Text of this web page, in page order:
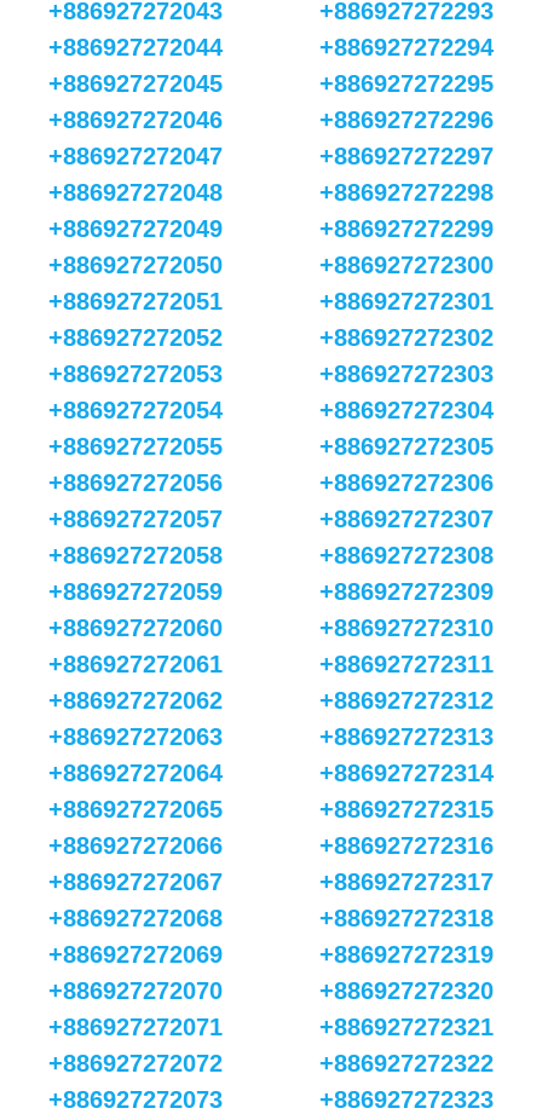
+886927272043
+886927272044
+886927272045
+886927272046
+886927272047
+886927272048
+886927272049
+886927272050
+886927272051
+886927272052
+886927272053
+886927272054
+886927272055
+886927272056
+886927272057
+886927272058
+886927272059
+886927272060
+886927272061
+886927272062
+886927272063
+886927272064
+886927272065
+886927272066
+886927272067
+886927272068
+886927272069
+886927272070
+886927272071
+886927272072
+886927272073
+886927272293
+886927272294
+886927272295
+886927272296
+886927272297
+886927272298
+886927272299
+886927272300
+886927272301
+886927272302
+886927272303
+886927272304
+886927272305
+886927272306
+886927272307
+886927272308
+886927272309
+886927272310
+886927272311
+886927272312
+886927272313
+886927272314
+886927272315
+886927272316
+886927272317
+886927272318
+886927272319
+886927272320
+886927272321
+886927272322
+886927272323